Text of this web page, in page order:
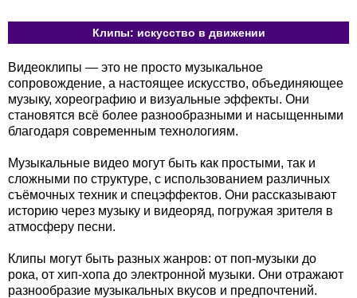
Клипы: искусство в движении
Видеоклипы — это не просто музыкальное
сопровождение, а настоящее искусство, объединяющее
музыку, хореографию и визуальные эффекты. Они
становятся всё более разнообразными и насыщенными
благодаря современным технологиям.
Музыкальные видео могут быть как простыми, так и
сложными по структуре, с использованием различных
съёмочных техник и спецэффектов. Они рассказывают
историю через музыку и видеоряд, погружая зрителя в
атмосферу песни.
Клипы могут быть разных жанров: от поп-музыки до
рока, от хип-хопа до электронной музыки. Они отражают
разнообразие музыкальных вкусов и предпочтений.